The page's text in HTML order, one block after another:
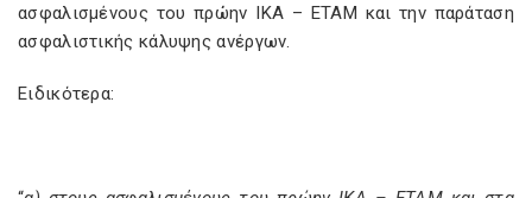
ασφαλισμένους του πρώην ΙΚΑ – ΕΤΑΜ και την παράταση
ασφαλιστικής κάλυψης ανέργων.
Ειδικότερα: